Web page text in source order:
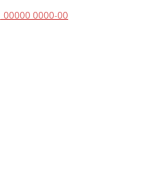
00000 0000-00